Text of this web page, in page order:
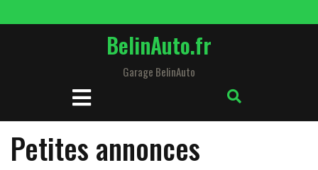
to
BelinAuto.fr
Garage BelinAuto
Open
Button
Petites annonces